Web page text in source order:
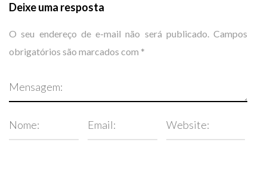
Deixe uma resposta
O seu endereço de e-mail não será publicado.Campos
obrigatórios são marcados com *